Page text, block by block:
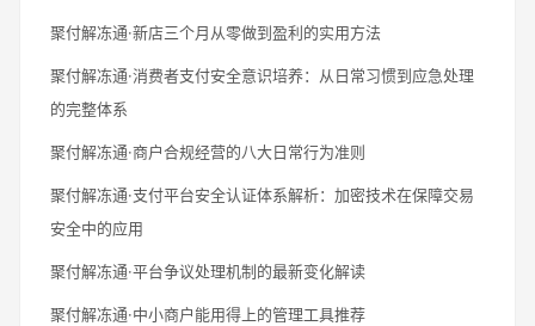
聚付解冻通·新店三个月从零做到盈利的实用方法
聚付解冻通·消费者支付安全意识培养：从日常习惯到应急处理
的完整体系
聚付解冻通·商户合规经营的八大日常行为准则
聚付解冻通·支付平台安全认证体系解析：加密技术在保障交易
安全中的应用
聚付解冻通·平台争议处理机制的最新变化解读
聚付解冻通·中小商户能用得上的管理工具推荐